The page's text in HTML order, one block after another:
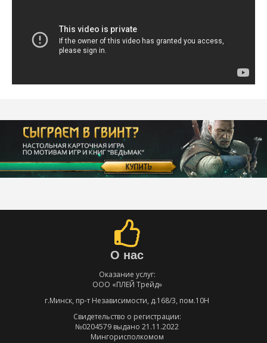
О нас
Оказание услуг:
ООО «ПЛЕЙ Трейд»
г.Минск, пр-т Независимости, д.168/3, пом.10Н
Свидетельство о регистрации:
№0204579 выдано 21.11.2022
Мингорисполкомом